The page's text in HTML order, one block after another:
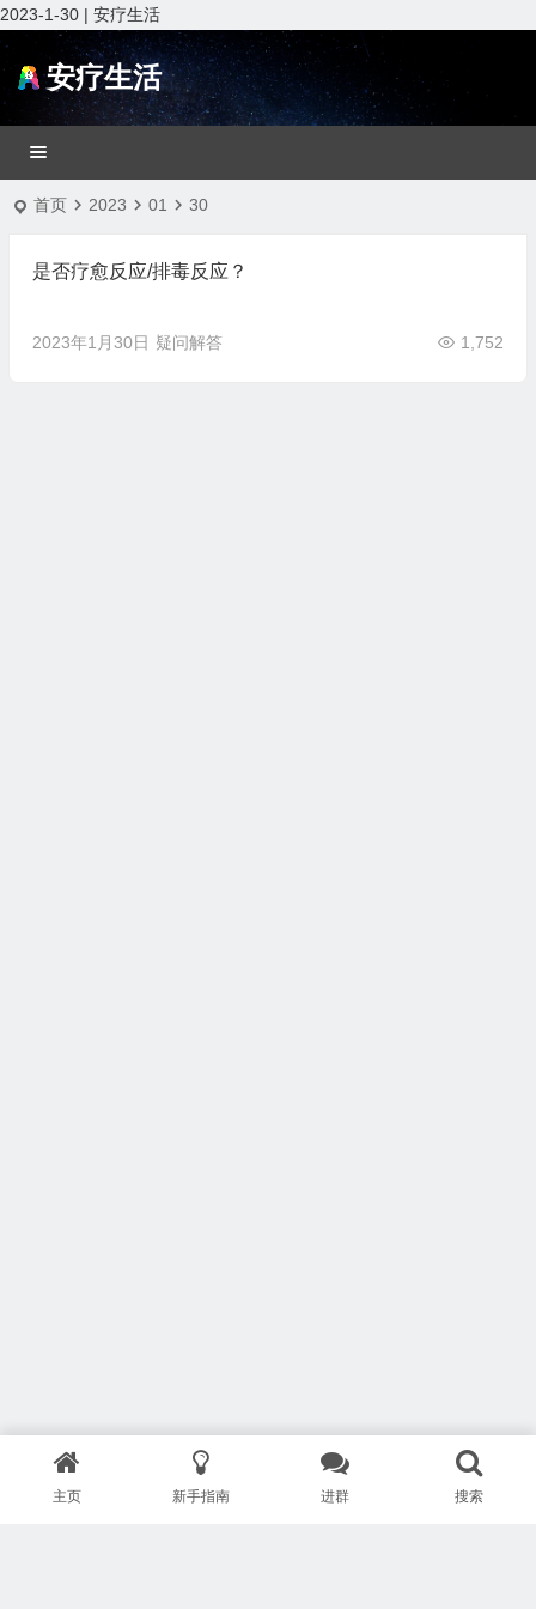
2023-1-30 | 安疗生活
安疗生活
首页 2023 01 30
是否疗愈反应/排毒反应？
2023年1月30日 疑问解答 1,752
主页 新手指南 进群 搜索